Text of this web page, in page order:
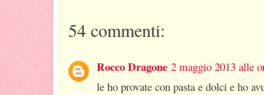
54 commenti:
Rocco Dragone 2 maggio 2013 alle
le ho provate con pasta e dolci e ho